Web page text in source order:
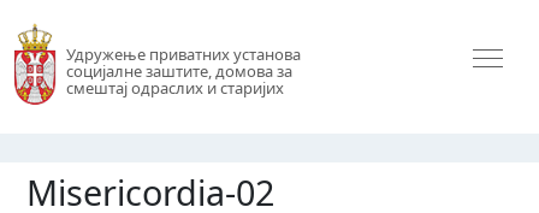
Удружење приватних установа
социјалне заштите, домова за
смештај одраслих и старијих
Misericordia-02